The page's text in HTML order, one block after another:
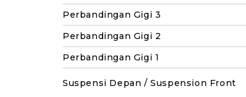
Perbandingan Gigi 3
Perbandingan Gigi 2
Perbandingan Gigi 1
Suspensi Depan / Suspension Front